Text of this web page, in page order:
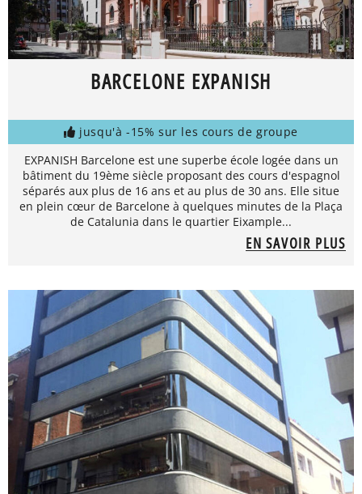
BARCELONE EXPANISH
jusqu'à -15% sur les cours de groupe
EXPANISH Barcelone est une superbe école logée dans un
bâtiment du 19ème siècle proposant des cours d'espagnol
séparés aux plus de 16 ans et au plus de 30 ans. Elle situe
en plein cœur de Barcelone à quelques minutes de la Plaça
de Catalunia dans le quartier Eixample...
EN SAVOIR PLUS